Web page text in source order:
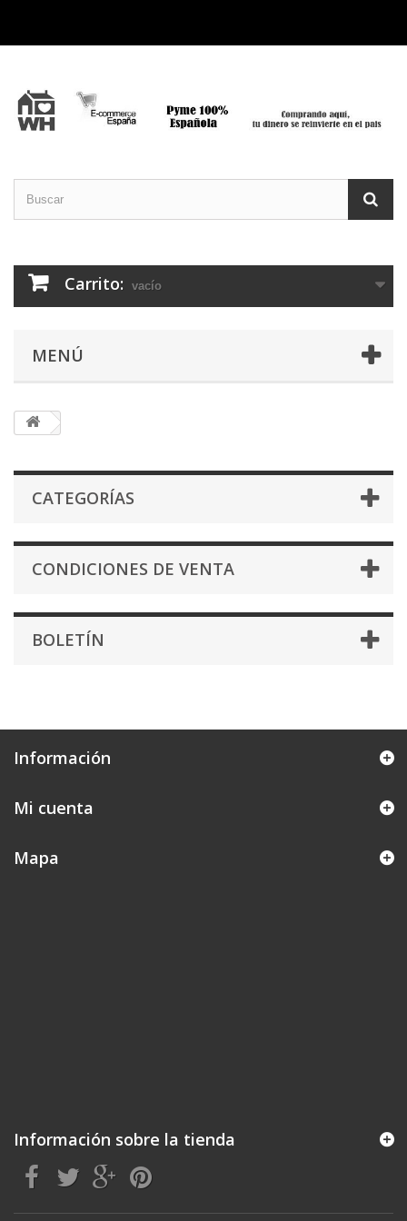
Carrito: vacío
MENÚ
CATEGORÍAS
CONDICIONES DE VENTA
BOLETÍN
Información
Mi cuenta
Mapa
Información sobre la tienda